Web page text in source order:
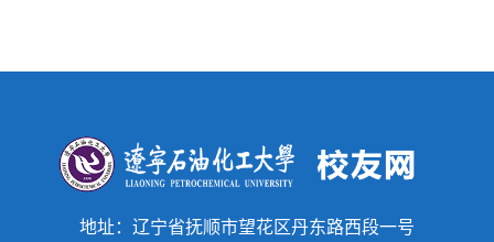
地址：辽宁省抚顺市望花区丹东路西段一号